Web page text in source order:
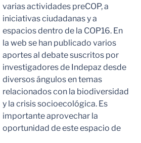
varias actividades preCOP, a
iniciativas ciudadanas y a
espacios dentro de la COP16. En
la web se han publicado varios
aportes al debate suscritos por
investigadores de Indepaz desde
diversos ángulos en temas
relacionados con la biodiversidad
y la crisis socioecológica. Es
importante aprovechar la
oportunidad de este espacio de